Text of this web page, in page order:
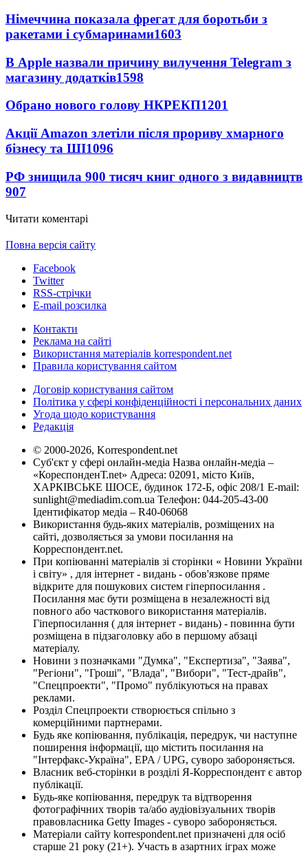
Німеччина показала фрегат для боротьби з
ракетами і субмаринами1603
В Apple назвали причину вилучення Telegram з
магазину додатків1598
Обрано нового голову НКРЕКП1201
Акції Amazon злетіли після прориву хмарного
бізнесу та ШІ1096
РФ знищила 900 тисяч книг одного з видавництв
907
Читати коментарі
Повна версія сайту
Facebook
Twitter
RSS-стрічки
E-mail розсилка
Контакти
Реклама на сайті
Використання матеріалів korrespondent.net
Правила користування сайтом
Договір користування сайтом
Політика у сфері конфіденційності і персональних даних
Угода щодо користування
Редакція
© 2000-2026, Korrespondent.net
Суб'єкт у сфері онлайн-медіа Назва онлайн-медіа –
«КореспонденТ.net» Адреса: 02091, місто Київ,
ХАРКІВСЬКЕ ШОСЕ, будинок 172-Б, офіс 208/1 E-mail:
sunlight@mediadim.com.ua Телефон: 044-205-43-00
Ідентифікатор медіа – R40-06068
Використання будь-яких матеріалів, розміщених на
сайті, дозволяється за умови посилання на
Корреспондент.net.
При копіюванні матеріалів зі сторінки « Новини України
і світу» , для інтернет - видань - обов'язкове пряме
відкрите для пошукових систем гіперпосилання .
Посилання має бути розміщена в незалежності від
повного або часткового використання матеріалів.
Гіперпосилання ( для інтернет - видань) - повинна бути
розміщена в підзаголовку або в першому абзаці
матеріалу.
Новини з позначками "Думка", "Експертиза", "Заява",
"Регіони", "Гроші", "Влада", "Вибори", "Тест-драйв",
"Спецпроекти", "Промо" публікуються на правах
реклами.
Розділ Спецпроекти створюється спільно з
комерційними партнерами.
Будь яке копіювання, публікація, передрук, чи наступне
поширення інформації, що містить посилання на
"Інтерфакс-Україна", EPA / UPG, суворо забороняється.
Власник веб-сторінки в розділі Я-Корреспондент є автор
публікації.
Будь-яке копіювання, передрук та відтворення
фотографічних творів та/або аудіовізуальних творів
правовласника Getty Images - суворо забороняється.
Матеріали сайту korrespondent.net призначені для осіб
старше 21 року (21+). Участь в азартних іграх може